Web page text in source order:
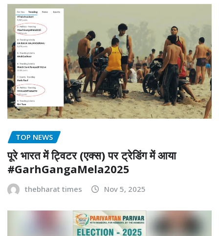
TOP NEWS
पूरे भारत में ट्विटर (एक्स) पर ट्रेडिंग में आया
#GarhGangaMela2025
thebharat times Nov 5, 2025